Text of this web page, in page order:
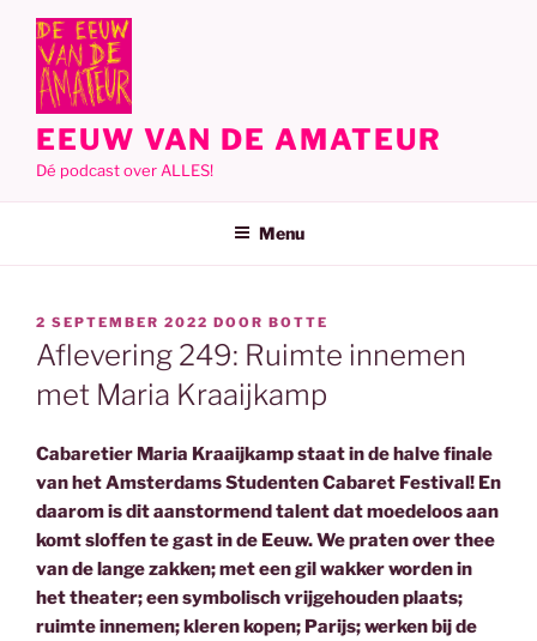
inhoud
EEUW VAN DE AMATEUR
Dé podcast over ALLES!
Menu
GEPLAATST
OP
2 SEPTEMBER 2022 DOOR BOTTE
Aflevering 249: Ruimte innemen
met Maria Kraaijkamp
Cabaretier Maria Kraaijkamp staat in de halve finale
van het Amsterdams Studenten Cabaret Festival! En
daarom is dit aanstormend talent dat moedeloos aan
komt sloffen te gast in de Eeuw. We praten over thee
van de lange zakken; met een gil wakker worden in
het theater; een symbolisch vrijgehouden plaats;
ruimte innemen; kleren kopen; Parijs; werken bij de